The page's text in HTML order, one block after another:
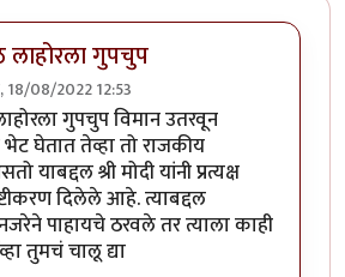
लाहोरला गुपचुप
18/08/2022 12:53
खुद्द शेठ लाहोरला गुपचुपby
गुपचुप विमान उतरवून
भेट घेतात तेव्हा तो राजकीय
याबद्दल श्री मोदी यांनी प्रत्यक्ष
दिलेले आहे. त्याबद्दल
पाहायचे ठरवले तर त्याला काही
तुमचं चालू द्या